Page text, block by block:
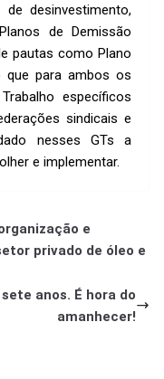
desinvestimento,
de Demissão
pautas como Plano
que para ambos os
específicos
sindicais e
nesses GTs a
e implementar.
e
privado de óleo e
anos. É hora do
amanhecer!